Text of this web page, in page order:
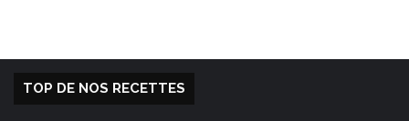
TOP DE NOS RECETTES